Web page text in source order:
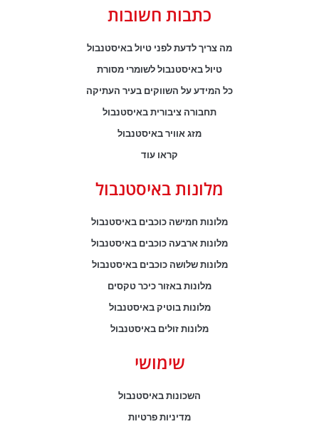
כתבות חשובות
מה צריך לדעת לפני טיול באיסטנבול
טיול באיסטנבול לשומרי מסורת
כל המידע על השווקים בעיר העתיקה
תחבורה ציבורית באיסטנבול
מזג אוויר באיסטנבול
קראו עוד
מלונות באיסטנבול
מלונות חמישה כוכבים באיסטנבול
מלונות ארבעה כוכבים באיסטנבול
מלונות שלושה כוכבים באיסטנבול
מלונות באזור כיכר טקסים
מלונות בוטיק באיסטנבול
מלונות זולים באיסטנבול
שימושי
השכונות באיסטנבול
מדיניות פרטיות